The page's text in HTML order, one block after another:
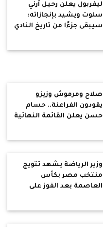
ليفربول يعلن رحيل آرني
سلوت ويشيد بإنجازاته:
سيبقى جزءًا من تاريخ النادي
صلاح ومرموش وزيزو
يقودون الفراعنة.. حسام
حسن يعلن القائمة النهائية
وزير الرياضة يشهد تتويج
منتخب مصر بكأس
العاصمة بعد الفوز على